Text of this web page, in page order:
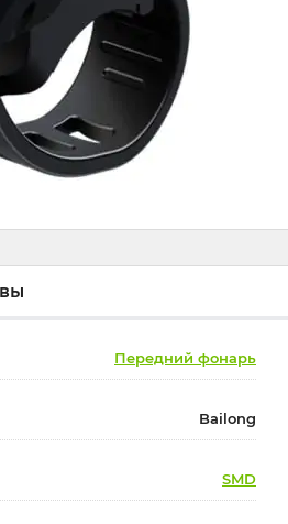
Передний фонарь
Bailong
SMD